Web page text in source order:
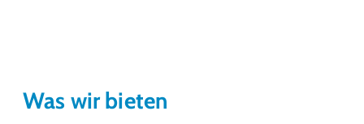
Was wir bieten